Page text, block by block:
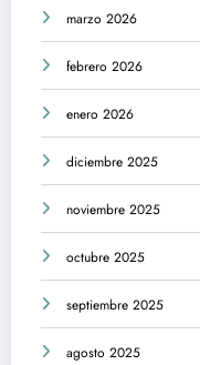
marzo 2026
febrero 2026
enero 2026
diciembre 2025
noviembre 2025
octubre 2025
septiembre 2025
agosto 2025